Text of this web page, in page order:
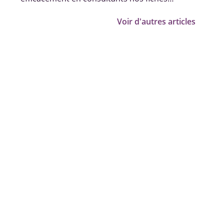
Voir d'autres articles